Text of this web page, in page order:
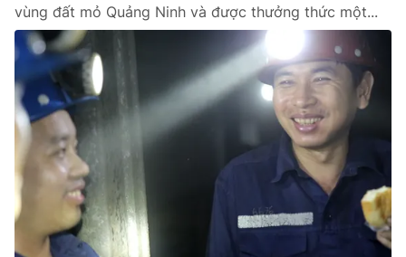
Photo Infographic
Video Shorts video
VTV Money VTV Thể thao
VTV Sức khoẻ Bất động sản
Thị trường 24h Tấm lòng Việt
vùng đất mỏ Quảng Ninh và được thưởng thức một...